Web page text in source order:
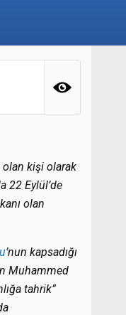
olan kişi olarak
22 Eylül’de
olan
’nun kapsadığı
Muhammed
tahrik”